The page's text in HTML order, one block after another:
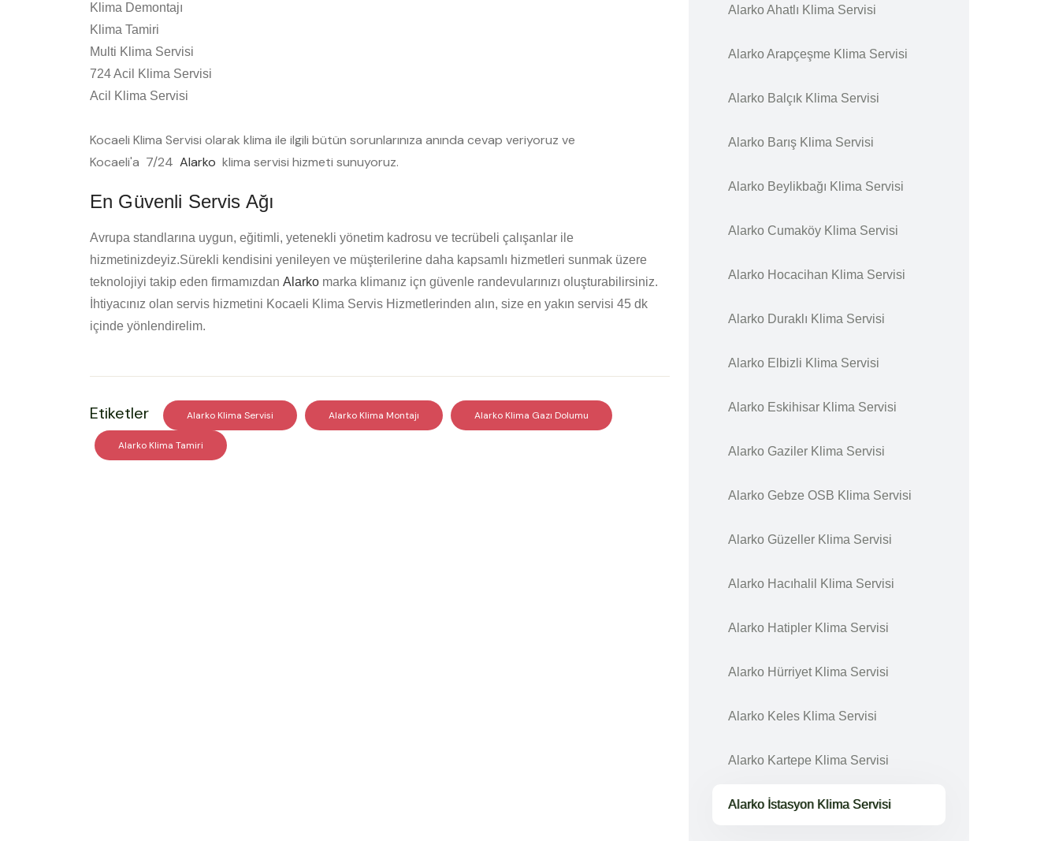
Klima Demontajı
Klima Tamiri
Multi Klima Servisi
724 Acil Klima Servisi
Acil Klima Servisi
Kocaeli Klima Servisi olarak klima ile ilgili bütün sorunlarınıza anında cevap veriyoruz ve
Kocaeli'a 7/24 Alarko klima servisi hizmeti sunuyoruz.
En Güvenli Servis Ağı
Avrupa standlarına uygun, eğitimli, yetenekli yönetim kadrosu ve tecrübeli çalışanlar ile
hizmetinizdeyiz.Sürekli kendisini yenileyen ve müşterilerine daha kapsamlı hizmetleri sunmak üzere
teknolojiyi takip eden firmamızdan Alarko marka klimanız içn güvenle randevularınızı oluşturabilirsiniz.
İhtiyacınız olan servis hizmetini Kocaeli Klima Servis Hizmetlerinden alın, size en yakın servisi 45 dk
içinde yönlendirelim.
Etiketler Alarko Klima Servisi Alarko Klima Montajı Alarko Klima Gazı Dolumu
Alarko Klima Tamiri
Alarko Ahatlı Klima Servisi
Alarko Arapçeşme Klima Servisi
Alarko Balçık Klima Servisi
Alarko Barış Klima Servisi
Alarko Beylikbağı Klima Servisi
Alarko Cumaköy Klima Servisi
Alarko Hocacihan Klima Servisi
Alarko Duraklı Klima Servisi
Alarko Elbizli Klima Servisi
Alarko Eskihisar Klima Servisi
Alarko Gaziler Klima Servisi
Alarko Gebze OSB Klima Servisi
Alarko Güzeller Klima Servisi
Alarko Hacıhalil Klima Servisi
Alarko Hatipler Klima Servisi
Alarko Hürriyet Klima Servisi
Alarko Keles Klima Servisi
Alarko Kartepe Klima Servisi
Alarko İstasyon Klima Servisi